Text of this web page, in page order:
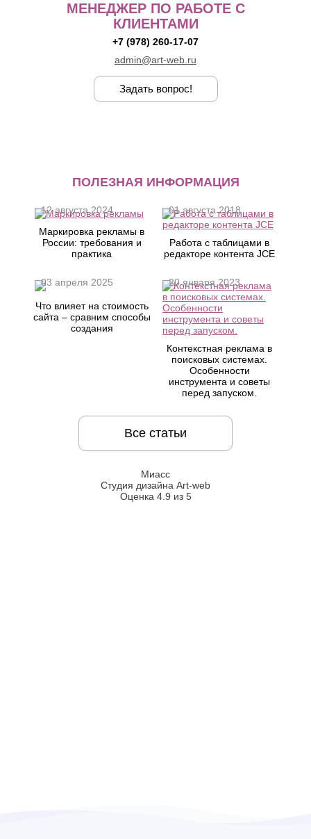
МЕНЕДЖЕР ПО РАБОТЕ С
КЛИЕНТАМИ
+7 (978) 260-17-07
admin@art-web.ru
Задать вопрос!
ПОЛЕЗНАЯ ИНФОРМАЦИЯ
Маркировка рекламы в
России: требования и
практика
12 августа 2024
Работа с таблицами в
редакторе контента JCE
01 августа 2018
Что влияет на стоимость
сайта – сравним способы
создания
03 апреля 2025
Контекстная реклама в
поисковых системах.
Особенности
инструмента и советы
перед запуском.
20 января 2023
Все статьи
Миасс
Студия дизайна Art-web
Оценка 4.9 из 5